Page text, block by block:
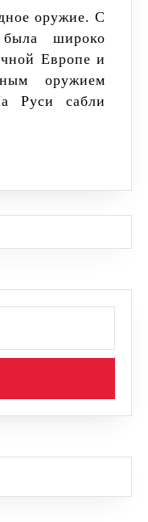
широко
Европе и
оружием
Руси сабли